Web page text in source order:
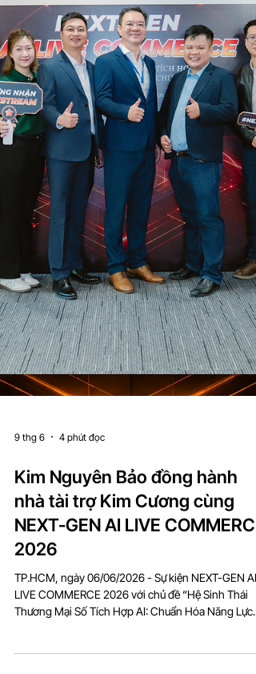
9 thg 6 4 phút đọc
Kim Nguyên Bảo đồng hành
nhà tài trợ Kim Cương cùng
NEXT-GEN AI LIVE COMMERCE
2026
LIVE COMMERCE 2026 với chủ đề “Hệ Sinh Thái